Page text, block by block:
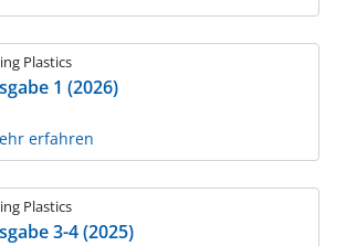
Plastics
1 (2026)
erfahren
Plastics
3-4 (2025)